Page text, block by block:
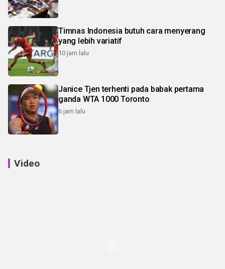
Timnas Indonesia butuh cara menyerang
yang lebih variatif
10 jam lalu
Janice Tjen terhenti pada babak pertama
ganda WTA 1000 Toronto
6 jam lalu
Video